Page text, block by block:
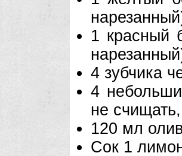
1 красный
4 зубчика
4
не
120 мл
Сок 1